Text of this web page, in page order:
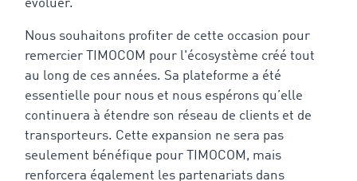
évoluer.
Nous souhaitons profiter de cette occasion pour
remercier TIMOCOM pour l'écosystème créé tout
au long de ces années. Sa plateforme a été
essentielle pour nous et nous espérons qu’elle
continuera à étendre son réseau de clients et de
transporteurs. Cette expansion ne sera pas
seulement bénéfique pour TIMOCOM, mais
renforcera également les partenariats dans